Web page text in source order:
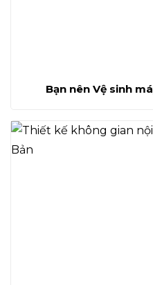
Bạn nên Vệ sinh